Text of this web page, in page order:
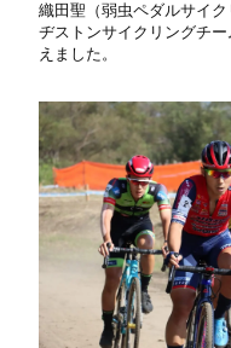
織田聖（弱虫ペダルサイ
ヂストンサイクリングチ
えました。